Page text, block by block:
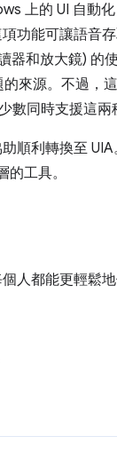
上的 UI 自動
功能可讓語音
器和放大鏡) 的
來源。不過，
同時支援這兩
助順利轉換至
工具。
人都能更輕鬆地